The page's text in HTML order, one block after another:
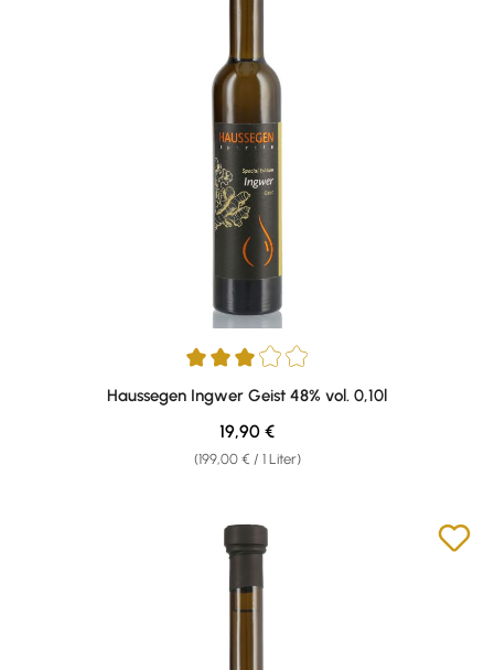
Durchschnittliche Bewertung von 3 von 5 Sternen
Haussegen Ingwer Geist 48% vol. 0,10l
(199,00 € / 1 Liter)
Regulärer Preis:
19,90 €